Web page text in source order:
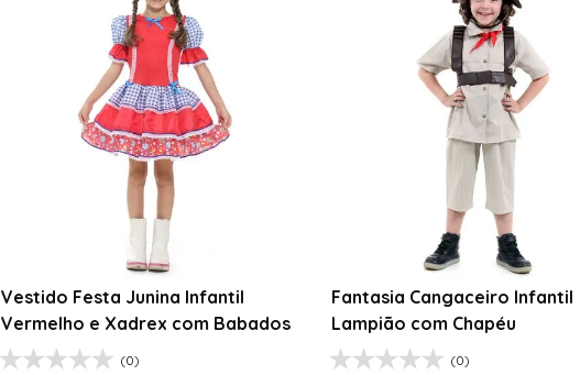
Vestido Festa Junina Infantil
Vermelho e Xadrex com Babados
(0)
Fantasia Cangaceiro Infantil
Lampião com Chapéu
(0)